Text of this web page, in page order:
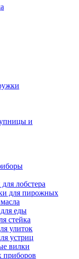
и
лобстера
для пирожных
еды
стейка
улиток
устриц
вилки